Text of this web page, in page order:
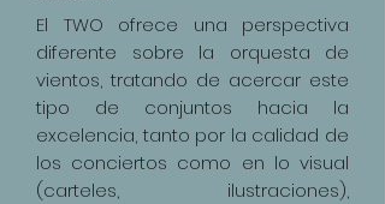
El TWO ofrece una perspectiva
diferente sobre la orquesta de
vientos, tratando de acercar este
tipo de conjuntos hacia la
excelencia, tanto por la calidad de
los conciertos como en lo visual
(carteles, ilustraciones),